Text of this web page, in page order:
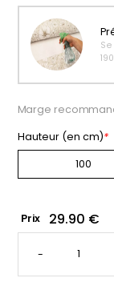
À partir
34,90€
Marge
Hauteur (en cm)*
Prix 29.90 €
-
QUANTITÉ
PAPIER
ASTROLOGIE